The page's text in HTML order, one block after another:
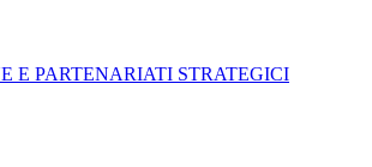
E PARTENARIATI STRATEGICI